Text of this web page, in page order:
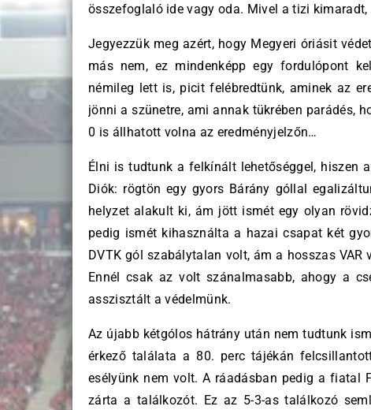
összefoglaló ide vagy oda. Mivel a tizi
Jegyezzük meg azért, hogy Megyeri óriásit
más nem, ez mindenképp egy fordulópont
némileg lett is, picit felébredtünk, aminek az
jönni a szünetre, ami annak tükrében parádés,
0 is állhatott volna az eredményjelzőn…
Élni is tudtunk a felkínált lehetőséggel, hiszen
Diók: rögtön egy gyors Bárány góllal
helyzet alakult ki, ám jött ismét egy olyan
pedig ismét kihasználta a hazai csapat két
DVTK gól szabálytalan volt, ám a hosszas
Ennél csak az volt szánalmasabb, ahogy a
asszisztált a védelmünk.
Az újabb kétgólos hátrány után nem tudtunk
érkező találata a 80. perc tájékán
esélyünk nem volt. A ráadásban pedig a fiatal
zárta a találkozót. Ez az 5-3-as találkozó